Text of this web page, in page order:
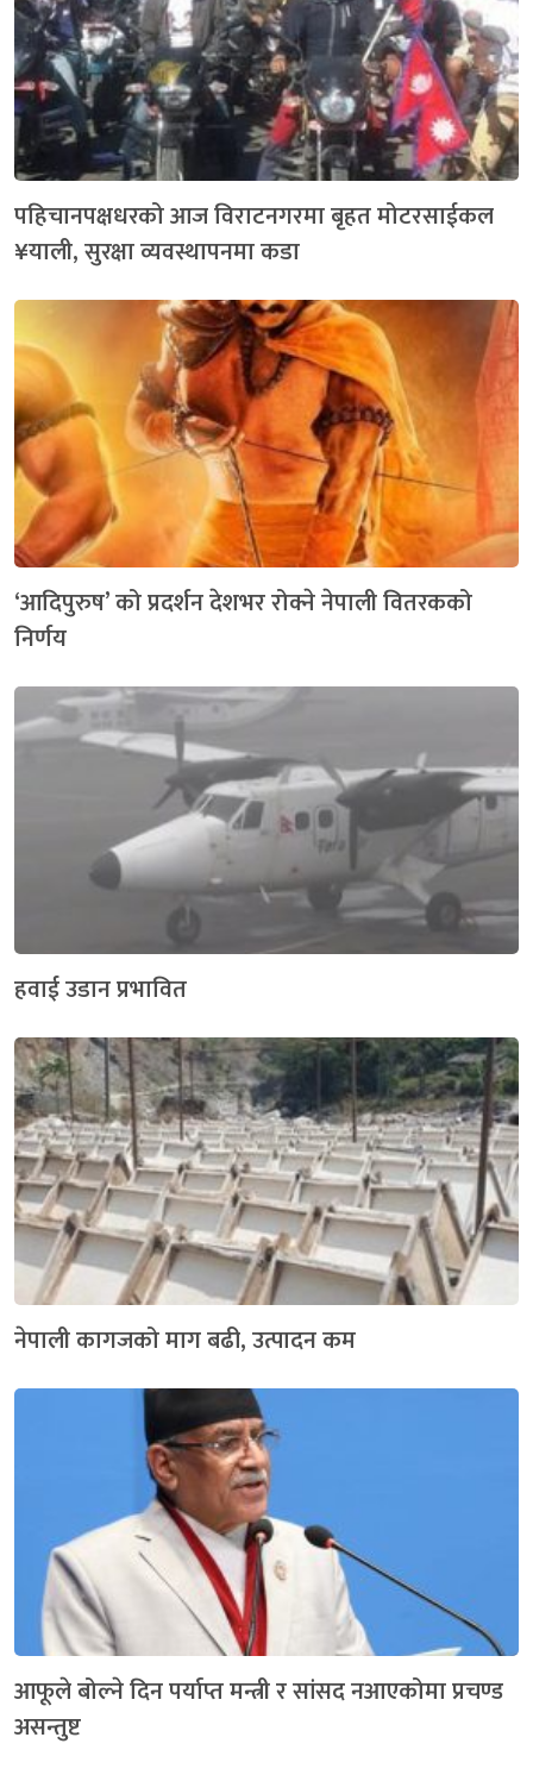
पहिचानपक्षधरको आज विराटनगरमा बृहत मोटरसाईकल
¥याली, सुरक्षा व्यवस्थापनमा कडा
‘आदिपुरुष’ को प्रदर्शन देशभर रोक्ने नेपाली वितरकको
निर्णय
हवाई उडान प्रभावित
नेपाली कागजको माग बढी, उत्पादन कम
आफूले बोल्ने दिन पर्याप्त मन्त्री र सांसद नआएकोमा प्रचण्ड
असन्तुष्ट